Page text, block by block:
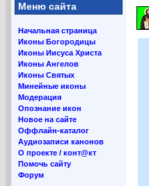
Меню сайта
Начальная страница
Иконы Богородицы
Иконы Иисуса Христа
Иконы Ангелов
Иконы Святых
Минейные иконы
Модерация
Опознание икон
Новое на сайте
Оффлайн-каталог
Аудиозаписи канонов
О проекте / конт@кт
Помочь сайту
Форум